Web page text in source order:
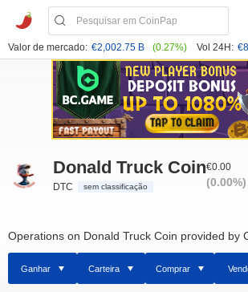
Valor de mercado: €2,002.75 B (0.27%) Vol 24H:
Donald Truck Coin
DTC sem classificação
€0.00
(0.00%)
Operations on Donald Truck Coin provided by
Ganhar Carteira Comprar